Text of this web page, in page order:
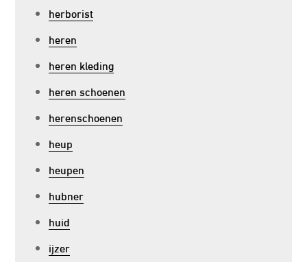
herborist
heren
heren kleding
heren schoenen
herenschoenen
heup
heupen
hubner
huid
ijzer